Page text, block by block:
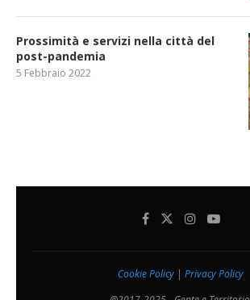
Prossimità e servizi nella città del
post-pandemia
5 Febbraio 2022
Cookie Policy | Privacy Policy